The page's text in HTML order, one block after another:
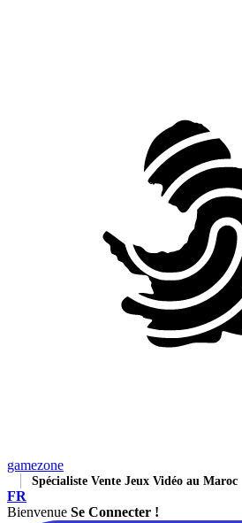
gamezone
Spécialiste Vente Jeux Vidéo au Maroc
FR
Bienvenue Se Connecter !